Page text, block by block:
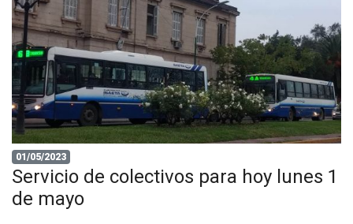
01/05/2023
Servicio de colectivos para hoy lunes 1
de mayo